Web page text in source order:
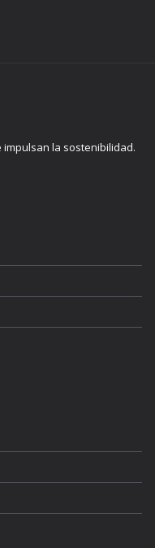
la sostenibilidad.